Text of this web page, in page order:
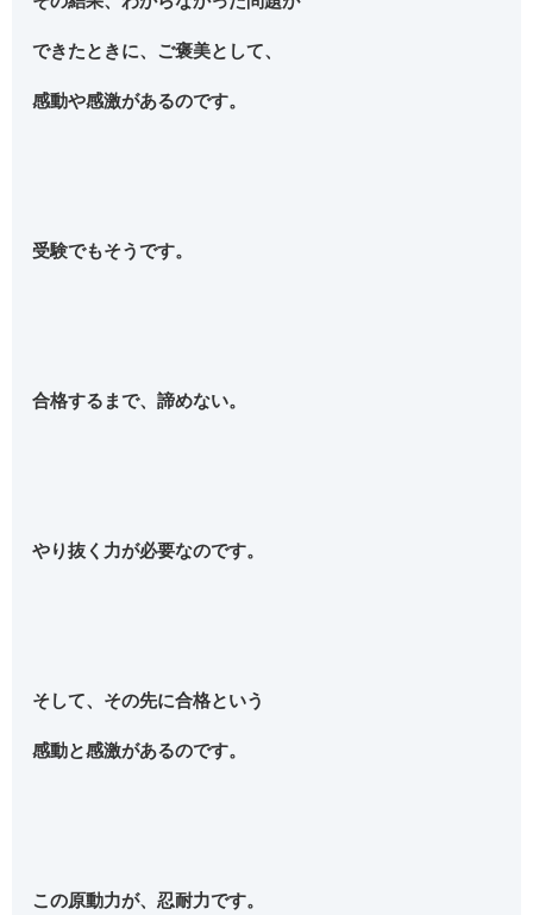
できたときに、ご褒美として、
感動や感激があるのです。
受験でもそうです。
合格するまで、諦めない。
やり抜く力が必要なのです。
そして、その先に合格という
感動と感激があるのです。
この原動力が、忍耐力です。